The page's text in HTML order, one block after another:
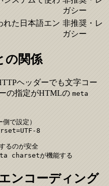
ガシー
れた日本語エン 非推奨・レ
ガシー
の関係
ヘッダーでも文字コー
の指定がHTMLの meta
で設定）
8
るのが安全
charsetが機能する
ンコーディング